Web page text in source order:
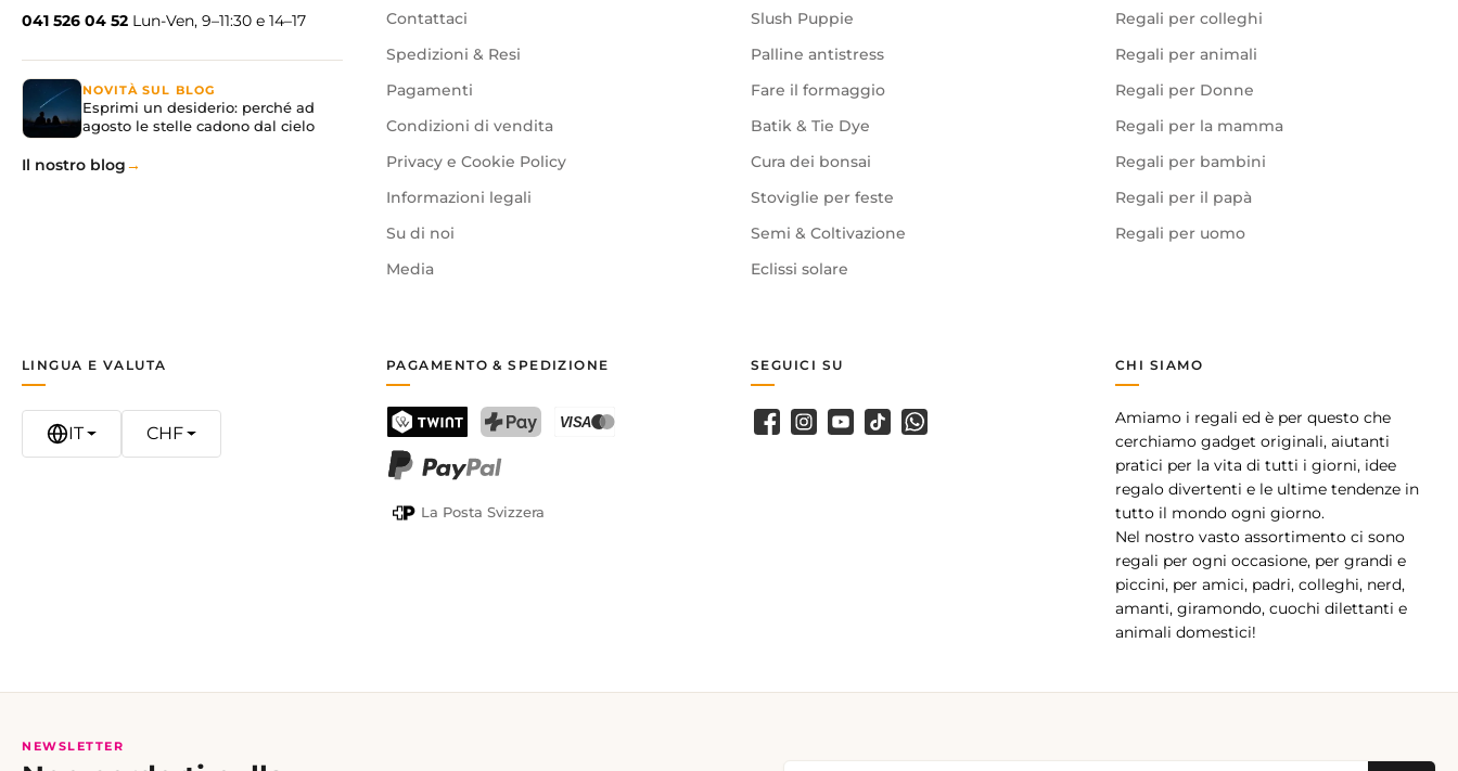
041 526 04 52 Lun-Ven, 9–11:30 e 14–17
NOVITÀ SUL BLOG
Esprimi un desiderio: perché ad
agosto le stelle cadono dal cielo
Il nostro blog
Contattaci
Spedizioni & Resi
Pagamenti
Condizioni di vendita
Privacy e Cookie Policy
Informazioni legali
Su di noi
Media
Slush Puppie
Palline antistress
Fare il formaggio
Batik & Tie Dye
Cura dei bonsai
Stoviglie per feste
Semi & Coltivazione
Eclissi solare
Regali per colleghi
Regali per animali
Regali per Donne
Regali per la mamma
Regali per bambini
Regali per il papà
Regali per uomo
CHI SIAMO
Amiamo i regali ed è per questo che
cerchiamo gadget originali, aiutanti
pratici per la vita di tutti i giorni, idee
regalo divertenti e le ultime tendenze in
tutto il mondo ogni giorno.
Nel nostro vasto assortimento ci sono
regali per ogni occasione, per grandi e
piccini, per amici, padri, colleghi, nerd,
amanti, giramondo, cuochi dilettanti e
animali domestici!
PAGAMENTO & SPEDIZIONE
TWINT
La Posta Svizzera
LINGUA E VALUTA
IT CHF
SEGUICI SU
Facebook
Instagram
YoutubeTikTokWhatsApp
NEWSLETTER